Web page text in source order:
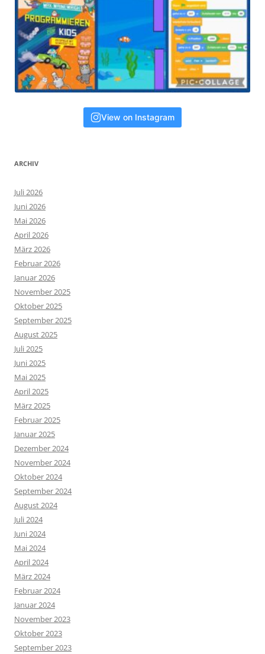
View on Instagram
ARCHIV
Juli 2026
Juni 2026
Mai 2026
April 2026
März 2026
Februar 2026
Januar 2026
November 2025
Oktober 2025
September 2025
August 2025
Juli 2025
Juni 2025
Mai 2025
April 2025
März 2025
Februar 2025
Januar 2025
Dezember 2024
November 2024
Oktober 2024
September 2024
August 2024
Juli 2024
Juni 2024
Mai 2024
April 2024
März 2024
Februar 2024
Januar 2024
November 2023
Oktober 2023
September 2023